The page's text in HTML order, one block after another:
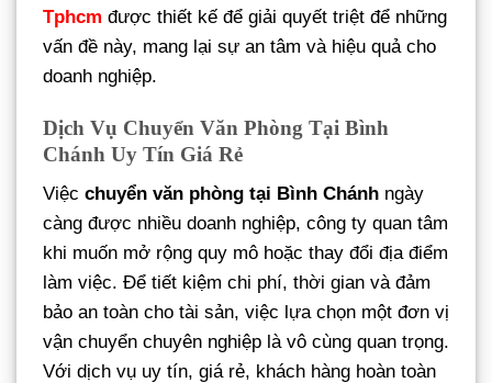
Tphcm được thiết kế để giải quyết triệt để những
vấn đề này, mang lại sự an tâm và hiệu quả cho
doanh nghiệp.
Dịch Vụ Chuyển Văn Phòng Tại Bình
Chánh Uy Tín Giá Rẻ
Việc chuyển văn phòng tại Bình Chánh ngày
càng được nhiều doanh nghiệp, công ty quan tâm
khi muốn mở rộng quy mô hoặc thay đổi địa điểm
làm việc. Để tiết kiệm chi phí, thời gian và đảm
bảo an toàn cho tài sản, việc lựa chọn một đơn vị
vận chuyển chuyên nghiệp là vô cùng quan trọng.
Với dịch vụ uy tín, giá rẻ, khách hàng hoàn toàn